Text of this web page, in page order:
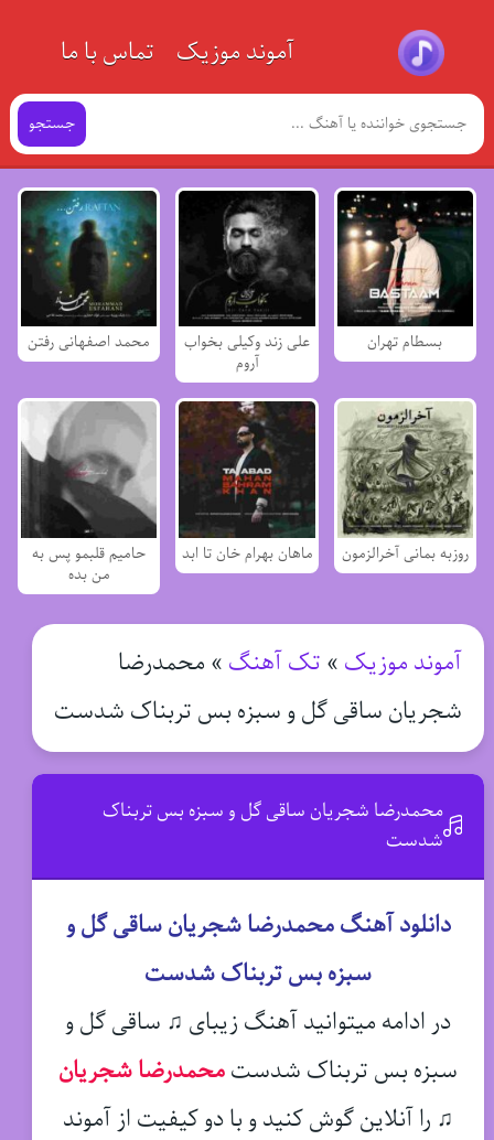
آموند موزیک تماس با ما
جستجو
بسطام تهران
علی زند وکیلی بخواب
آروم
محمد اصفهانی رفتن
روزبه بمانی آخرالزمون ماهان بهرام خان تا ابد
حامیم قلبمو پس به
من بده
آموند موزیک » تک آهنگ » محمدرضا
شجریان ساقی گل و سبزه بس تربناک شدست
محمدرضا شجریان ساقی گل و سبزه بس تربناک
شدست
دانلود آهنگ محمدرضا شجریان ساقی گل و
سبزه بس تربناک شدست
در ادامه میتوانید آهنگ زیبای ♫ ساقی گل و
سبزه بس تربناک شدستمحمدرضا شجریان
♫ را آنلاین گوش کنید و با دو کیفیت از آموند